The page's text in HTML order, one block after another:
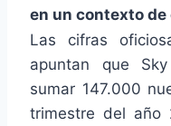
en un contexto
Las cifras
apuntan que
sumar 147.000
trimestre del año